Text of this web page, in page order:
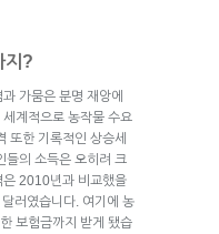
지?
가뭄은 분명 재앙에
계적으로 농작물 수요
또한 기록적인 상승세
들의 소득은 오히려 크
은 2010년과 비교했을
러였습니다. 여기에 농
보험금까지 받게 됐습